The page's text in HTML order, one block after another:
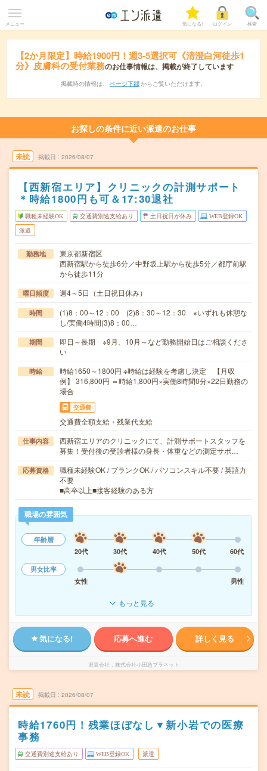
メニュー 気になる! ログイン 検索
【2か月限定】時給1900円！週3-5選択可《清澄白河徒歩1
分》皮膚科の受付業務のお仕事情報は、掲載が終了しています
掲載時の情報は、 ページ下部 からご覧いただけます。
お探しの条件に近い派遣のお仕事
未読 掲載日 2026/08/07
【西新宿エリア】クリニックの計測サポート
＊時給1800円も可＆17:30退社
職種未経験OK 交通費別途支給あり 土日祝日が休み WEB登録OK
派遣
勤務地
東京都新宿区
西新宿駅から徒歩6分／中野坂上駅から徒歩5分／都庁前駅
から徒歩11分
曜日頻度 週4～5日（土日祝日休み）
時間
(1)8：00～12：00 (2)8：30～12：30 ※いずれも休憩な
し/実働4時間(3)8：00…
期間
即日～長期 ※9月、10月～など勤務開始日はご相談くださ
い
時給
時給1650～1800円 ※時給は経験を考慮し決定 【月収
例】 316,800円 ＝時給1,800円×実働8時間0分×22日勤務の
場合
交通費
交通費全額支給・残業代支給
仕事内容
西新宿エリアのクリニックにて、計測サポートスタッフを
募集！受付後の受診者様の身長・体重などの測定サポ…
応募資格
職種未経験OK / ブランクOK / パソコンスキル不要 / 英語力
不要
■高卒以上■接客経験のある方
職場の雰囲気
年齢層
20代
30代 40代 50代
60代
男女比率
女性
男性
もっと見る
気になる! 応募へ進む 詳しく見る
派遣会社 株式会社小田急プラネット
未読 掲載日 2026/08/07
時給1760円！残業ほぼなし▼新小岩での医療
事務
交通費別途支給あり WEB登録OK 派遣